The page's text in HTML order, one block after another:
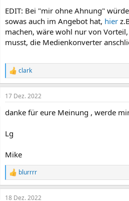
EDIT: Bei "mir ohne Ahnung"
sowas auch im Angebot hat, hier
machen, wäre wohl nur von
musst, die Medienkonverter
R
e
a
k
i
e
:
clark
17 Dez. 2022
danke für eure Meinung , werde
Lg
Mike
R
e
a
k
blurrrr
18 Dez. 2022